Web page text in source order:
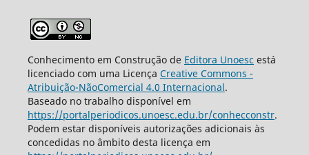
Conhecimento em Construção de Editora Unoesc está
licenciado com uma Licença Creative Commons -
Atribuição-NãoComercial 4.0 Internacional.
Baseado no trabalho disponível em
https://portalperiodicos.unoesc.edu.br/conhecconstr.
Podem estar disponíveis autorizações adicionais às
concedidas no âmbito desta licença em